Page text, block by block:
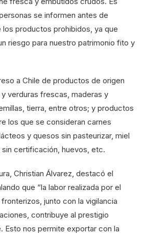
se informen antes de
los productos prohibidos, ya que
riesgo para nuestro patrimonio fito y
a Chile de productos de origen
verduras frescas, maderas y
tierra, entre otros; y productos
los que se consideran carnes
y quesos sin pasteurizar, miel
certificación, huevos, etc.
Christian Álvarez, destacó el
que “la labor realizada por el
junto con la vigilancia
contribuye al prestigio
Esto nos permite exportar con la